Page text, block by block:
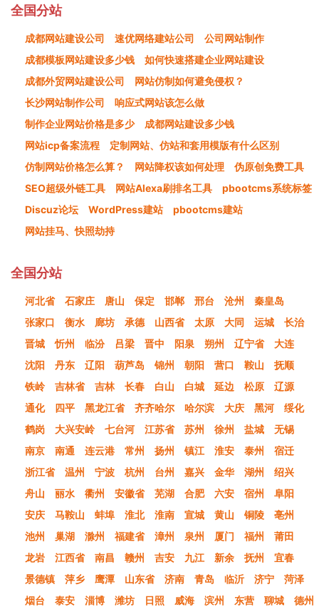
全国分站
成都网站建设公司 速优网络建站公司
公司网站制作
成都模板网站建设多少钱
如何快速搭建企业网站建设
成都外贸网站建设公司
网站仿制如何避免侵权？
长沙网站制作公司
响应式网站该怎么做
制作企业网站价格是多少
成都网站建设多少钱
网站icp备案流程
定制网站、仿站和套用模版有什么区别
仿制网站价格怎么算？
网站降权该如何处理
伪原创免费工具
SEO超级外链工具
网站Alexa刷排名工具
pbootcms系统标签
Discuz论坛
WordPress建站
pbootcms建站
网站挂马、快照劫持
全国分站
河北省 石家庄 唐山 保定 邯郸 邢台 沧州
秦皇岛
张家口
衡水 廊坊 承德 山西省 太原 大同 运城
长治
晋城
忻州 临汾 吕梁 晋中 阳泉 朔州 辽宁省
大连
沈阳
丹东 辽阳 葫芦岛 锦州 朝阳 营口 鞍山
抚顺
铁岭
吉林省 吉林 长春 白山 白城 延边 松原
辽源
通化
四平 黑龙江省 齐齐哈尔 哈尔滨 大庆 黑河
绥化
鹤岗
大兴安岭 七台河 江苏省 苏州 徐州 盐城
无锡
南京
南通 连云港 常州 扬州 镇江 淮安 泰州
宿迁
浙江省
温州 宁波 杭州 台州 嘉兴 金华 湖州
绍兴
舟山
丽水 衢州 安徽省 芜湖 合肥 六安 宿州
阜阳
安庆
马鞍山 蚌埠 淮北 淮南 宣城 黄山 铜陵
亳州
池州
巢湖 滁州 福建省 漳州 泉州 厦门 福州
莆田
龙岩
江西省 南昌 赣州 吉安 九江 新余 抚州
宜春
景德镇
萍乡 鹰潭 山东省 济南 青岛 临沂 济宁
菏泽
烟台
泰安 淄博 潍坊 日照 威海 滨州 东营 聊城
德州